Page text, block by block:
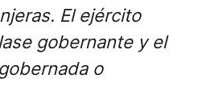
El ejército
gobernante y el
o